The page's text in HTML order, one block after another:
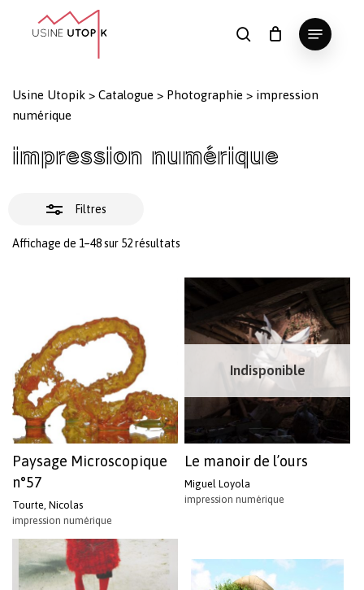
search
Menu
Panier Fermer
le
Usine Utopik > Catalogue > Photographie > impression
numérique
impression numérique
Filtres
Affichage de 1–48 sur 52 résultats
récent
ancien
Fermer
les
Paysage Microscopique
n°57
Tourte, Nicolas
impression numérique
Indisponible
Le manoir de l’ours
Miguel Loyola
impression numérique
Close